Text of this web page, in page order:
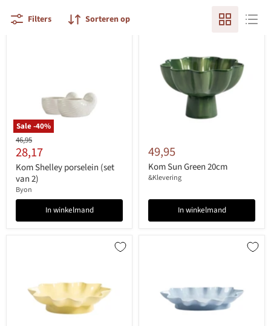
Filters Sorteren op
Sale -40%
Originele
prijs
46,95
Huidige
prijs
28,17
Kom Shelley porselein (set
van 2)
Byon
In winkelmand
49,95
Kom Sun Green 20cm
&Klevering
In winkelmand